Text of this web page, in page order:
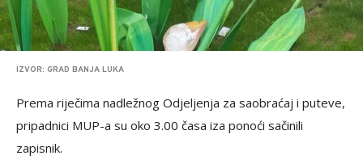
IZVOR: GRAD BANJA LUKA
Prema riječima nadležnog Odjeljenja za saobraćaj i puteve,
pripadnici MUP-a su oko 3.00 časa iza ponoći sačinili
zapisnik.